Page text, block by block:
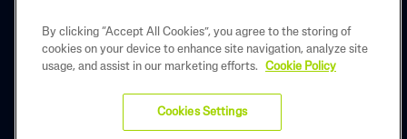
INFORMAÇÕES LEGAIS
Copyright © 2025 Galderma Brasil. Todos os direitos reservados. As
imagens contidas no site são meramente ilustrativas. BR-CET-2500510 |
By clicking “Accept All Cookies”, you agree to the storing of
cookies on your device to enhance site navigation, analyze site
usage, and assist in our marketing efforts.
Cookie Policy
Cookies Settings